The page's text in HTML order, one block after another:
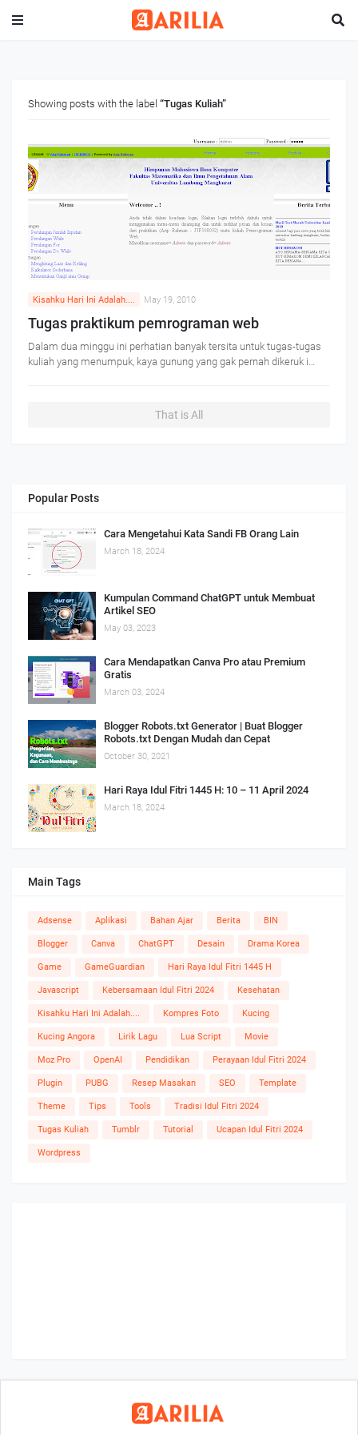
Showing posts with the label Tugas Kuliah
Kisahku Hari Ini Adalah.... May 19, 2010
Tugas praktikum pemrograman web
Dalam dua minggu ini perhatian banyak tersita untuk tugas-tugas
kuliah yang menumpuk, kaya gunung yang gak pernah dikeruk i…
That is All
Popular Posts
Cara Mengetahui Kata Sandi FB Orang Lain
March 18, 2024
Kumpulan Command ChatGPT untuk Membuat
Artikel SEO
May 03, 2023
Cara Mendapatkan Canva Pro atau Premium
Gratis
March 03, 2024
Blogger Robots.txt Generator | Buat Blogger
Robots.txt Dengan Mudah dan Cepat
October 30, 2021
Hari Raya Idul Fitri 1445 H: 10 – 11 April 2024
March 18, 2024
Main Tags
Adsense Aplikasi Bahan Ajar Berita BIN
Blogger Canva ChatGPT Desain Drama Korea
Game GameGuardian Hari Raya Idul Fitri 1445 H
Javascript Kebersamaan Idul Fitri 2024 Kesehatan
Kisahku Hari Ini Adalah.... Kompres Foto Kucing
Kucing Angora Lirik Lagu Lua Script Movie
Moz Pro OpenAI Pendidikan Perayaan Idul Fitri 2024
Plugin PUBG Resep Masakan SEO Template
Theme Tips Tools Tradisi Idul Fitri 2024
Tugas Kuliah Tumblr Tutorial Ucapan Idul Fitri 2024
Wordpress